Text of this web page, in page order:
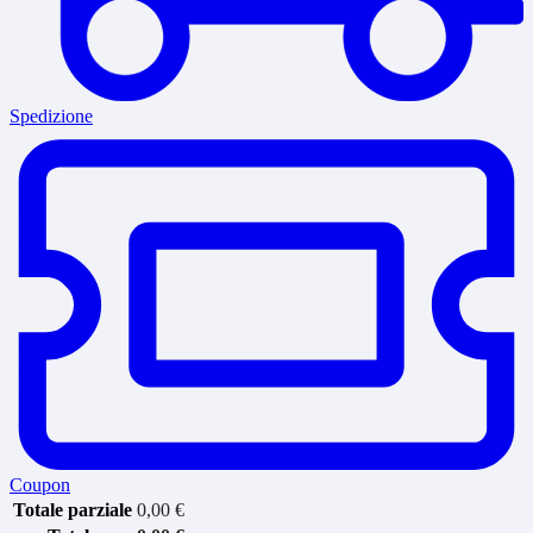
Spedizione
Coupon
Totale parziale 0,00 €